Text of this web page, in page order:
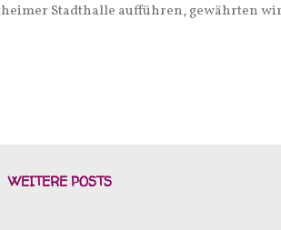
Stadthalle aufführen, gewährten
WEITERE POSTS